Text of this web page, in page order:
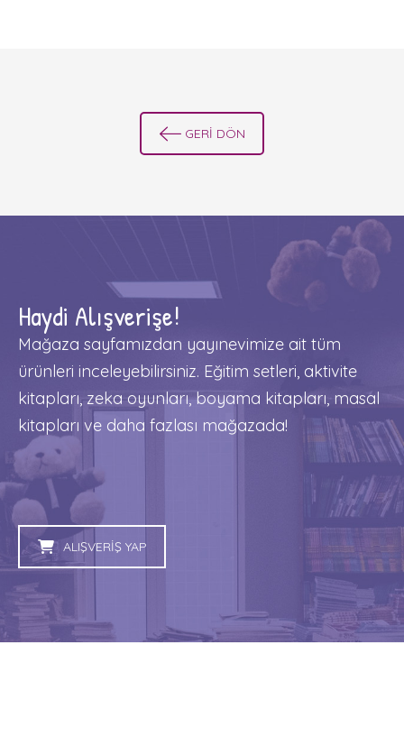
GERİ DÖN
Haydi Alışverişe!
Mağaza sayfamızdan yayınevimize ait tüm
ürünleri inceleyebilirsiniz. Eğitim setleri, aktivite
kitapları, zeka oyunları, boyama kitapları, masal
kitapları ve daha fazlası mağazada!
ALIŞVERİŞ YAP